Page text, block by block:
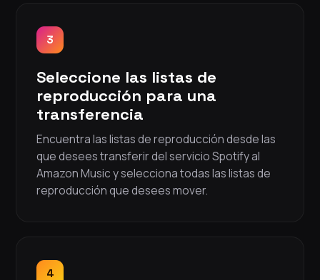
3
Seleccione las listas de
reproducción para una
transferencia
Encuentra las listas de reproducción desde las
que desees transferir del servicio Spotify al
Amazon Music y selecciona todas las listas de
reproducción que desees mover.
4